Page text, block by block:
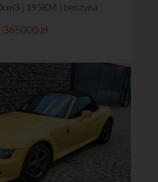
| 195KM | benzyna
365000 zł